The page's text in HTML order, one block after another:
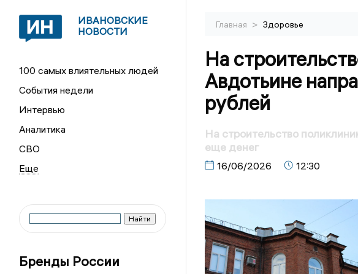
ИВАНОВСКИЕ
НОВОСТИ
100 самых влиятельных людей
События недели
Интервью
Аналитика
СВО
Бренды России
Главная > Здоровье
На
Авдотьине
рублей
На строительство
еще денег
16/06/2026 12:30